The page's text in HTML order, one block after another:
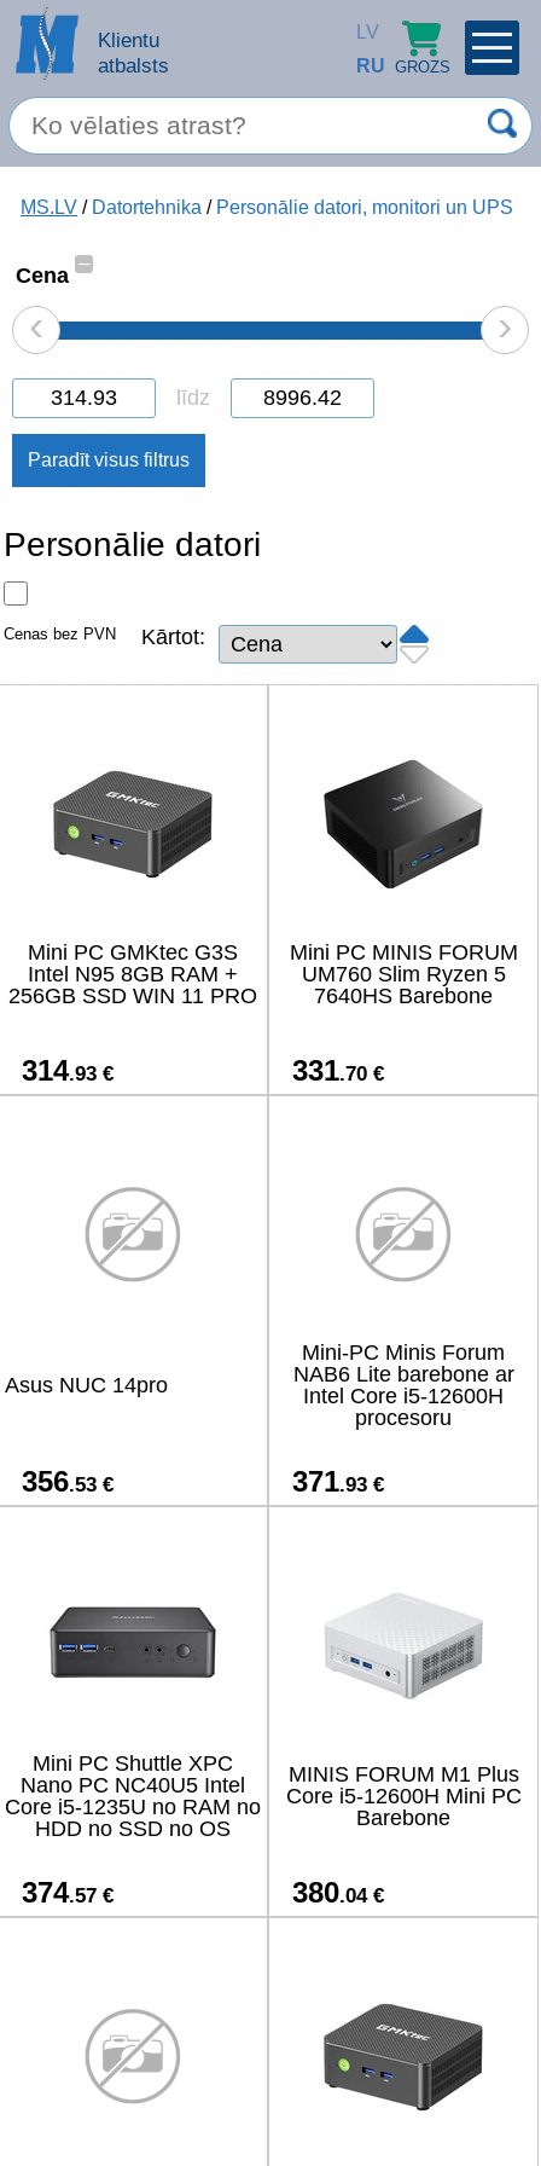
Klientu
atbalsts
LV
RU GROZS
×
Atcerēties
Aizmirsāt paroli?
Spec. piedāvājums
Servisa pakalpojumi
Apple produkti
Datortehnika
Datoru piederumi
Tīkla produkti
TV, Foto un elektronika
Renewd tehnika, Outlet
MS.LV / Datortehnika / Personālie datori, monitori un UPS
Cena
–
‹ ›
līdz
Personālie datori
Cenas bez PVN Kārtot:
Mini PC GMKtec G3S
Intel N95 8GB RAM +
256GB SSD WIN 11 PRO
314.93 €
Mini PC MINIS FORUM
UM760 Slim Ryzen 5
7640HS Barebone
331.70 €
Asus NUC 14pro
356.53 €
Mini-PC Minis Forum
NAB6 Lite barebone ar
Intel Core i5-12600H
procesoru
371.93 €
Mini PC Shuttle XPC
Nano PC NC40U5 Intel
Core i5-1235U no RAM no
HDD no SSD no OS
374.57 €
MINIS FORUM M1 Plus
Core i5-12600H Mini PC
Barebone
380.04 €